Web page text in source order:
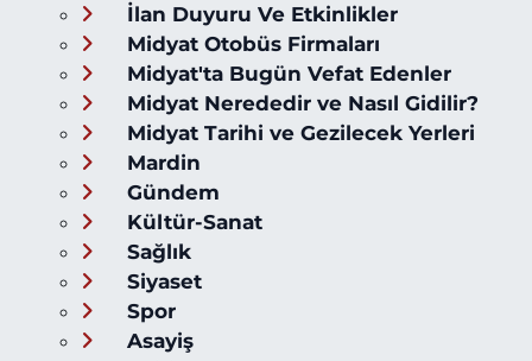
İlan Duyuru Ve Etkinlikler
Midyat Otobüs Firmaları
Midyat'ta Bugün Vefat Edenler
Midyat Nerededir ve Nasıl Gidilir?
Midyat Tarihi ve Gezilecek Yerleri
Mardin
Gündem
Kültür-Sanat
Sağlık
Siyaset
Spor
Asayiş